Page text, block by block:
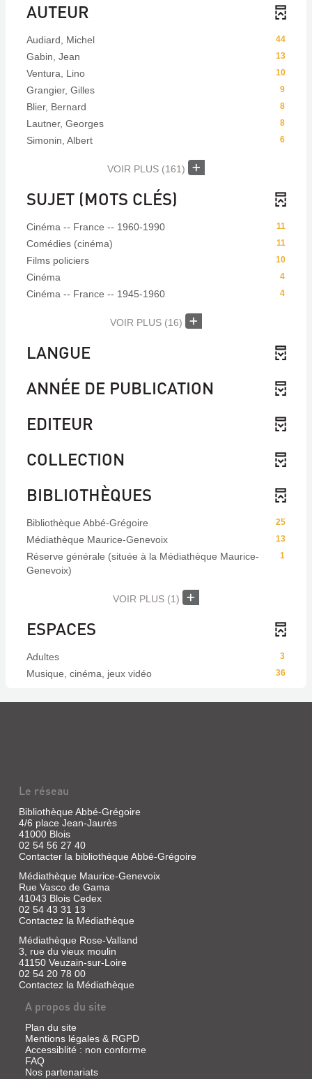
AUTEUR
44
Audiard, Michel
13
Gabin, Jean
10
Ventura, Lino
9
Grangier, Gilles
8
Blier, Bernard
8
Lautner, Georges
6
Simonin, Albert
VOIR PLUS (161)
SUJET (MOTS CLÉS)
11
Cinéma -- France -- 1960-1990
11
Comédies (cinéma)
10
Films policiers
4
Cinéma
4
Cinéma -- France -- 1945-1960
VOIR PLUS (16)
LANGUE
ANNÉE DE PUBLICATION
EDITEUR
COLLECTION
BIBLIOTHÈQUES
25
Bibliothèque Abbé-Grégoire
13
Médiathèque Maurice-Genevoix
1
Réserve générale (située à la Médiathèque Maurice-
Genevoix)
VOIR PLUS (1)
ESPACES
3
Adultes
36
Musique, cinéma, jeux vidéo
Le réseau
Bibliothèque Abbé-Grégoire
4/6 place Jean-Jaurès
41000 Blois
02 54 56 27 40
Contacter la bibliothèque Abbé-Grégoire
Médiathèque Maurice-Genevoix
Rue Vasco de Gama
41043 Blois Cedex
02 54 43 31 13
Contactez la Médiathèque
Médiathèque Rose-Valland
3, rue du vieux moulin
41150 Veuzain-sur-Loire
02 54 20 78 00
Contactez la Médiathèque
A propos du site
Plan du site
Mentions légales & RGPD
Accessiblité : non conforme
FAQ
Nos partenariats